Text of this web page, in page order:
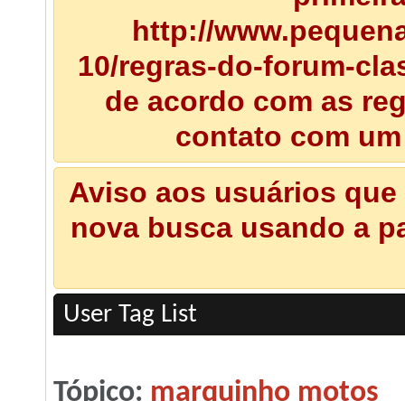
http://
10/regras-do-forum-
de acordo com as
contato com
Aviso aos usuários
nova busca usando a
User Tag List
Tópico: marquinho motos